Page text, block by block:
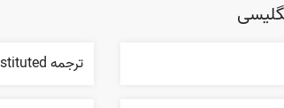
ترجمه reconstituted